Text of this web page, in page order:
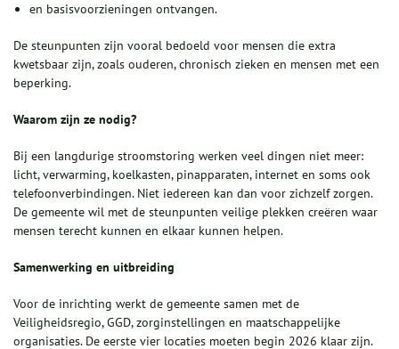
en basisvoorzieningen ontvangen.
De steunpunten zijn vooral bedoeld voor mensen die extra
kwetsbaar zijn, zoals ouderen, chronisch zieken en mensen met een
beperking.
Waarom zijn ze nodig?
Bij een langdurige stroomstoring werken veel dingen niet meer:
licht, verwarming, koelkasten, pinapparaten, internet en soms ook
telefoonverbindingen. Niet iedereen kan dan voor zichzelf zorgen.
De gemeente wil met de steunpunten veilige plekken creëren waar
mensen terecht kunnen en elkaar kunnen helpen.
Samenwerking en uitbreiding
Voor de inrichting werkt de gemeente samen met de
Veiligheidsregio, GGD, zorginstellingen en maatschappelijke
organisaties. De eerste vier locaties moeten begin 2026 klaar zijn.